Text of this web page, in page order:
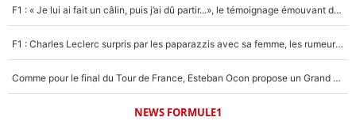
F1 : « Je lui ai fait un câlin, puis j’ai dû partir...», le témoignage émouvant de Max Verstappen sur sa fille
F1 : Charles Leclerc surpris par les paparazzis avec sa femme, les rumeurs étaient vraies !
Comme pour le final du Tour de France, Esteban Ocon propose un Grand Prix de Formule 1 à Paris : «Autour de l’Arc de Triomphe, ce serait génial» !
NEWS FORMULE1